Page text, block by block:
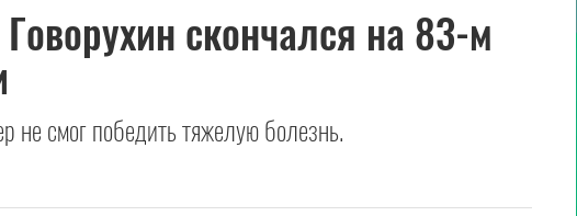
скончался на 83-м
не смог победить тяжелую болезнь.